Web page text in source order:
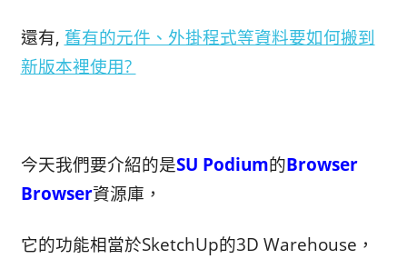
還有, 舊有的元件、外掛程式等資料要如何搬到
新版本裡使用?
今天我們要介紹的是SU Podium的Browser
Browser資源庫，
它的功能相當於SketchUp的3D Warehouse，